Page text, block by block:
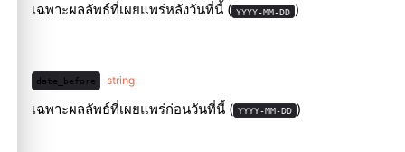
เฉพาะผลลัพธ์ที่เผยแพร่หลังวันที่นี้ ( YYYY-MM-DD )
date_before string
เฉพาะผลลัพธ์ที่เผยแพร่ก่อนวันที่นี้ ( YYYY-MM-DD )